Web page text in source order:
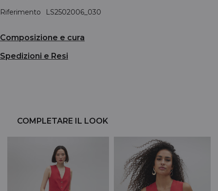
Riferimento
LS2502006_030
Composizione e cura
Spedizioni e Resi
COMPLETARE IL LOOK